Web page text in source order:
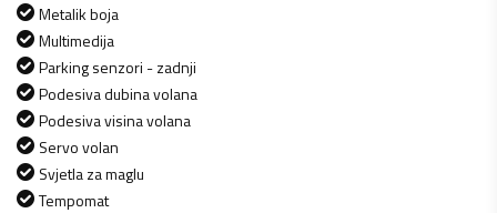
Metalik boja
Multimedija
Parking senzori - zadnji
Podesiva dubina volana
Podesiva visina volana
Servo volan
Svjetla za maglu
Tempomat